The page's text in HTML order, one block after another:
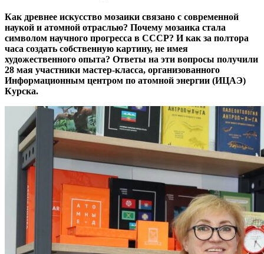
Как древнее искусство мозаики связано с современной
наукой и атомной отраслью? Почему мозаика стала
символом научного прогресса в СССР? И как за полтора
часа создать собственную картину, не имея
художественного опыта? Ответы на эти вопросы получили
28 мая участники мастер-класса, организованного
Информационным центром по атомной энергии (ИЦАЭ)
Курска.